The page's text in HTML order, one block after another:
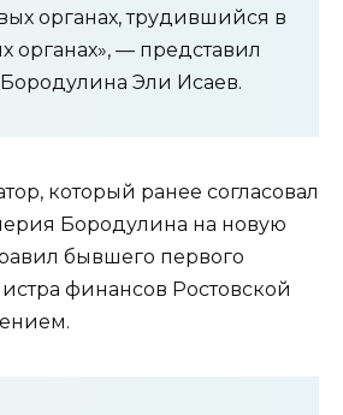
органах, трудившийся в
органах», — представил
Эли Исаев.
который ранее согласовал
Бородулина на новую
бывшего первого
финансов Ростовской